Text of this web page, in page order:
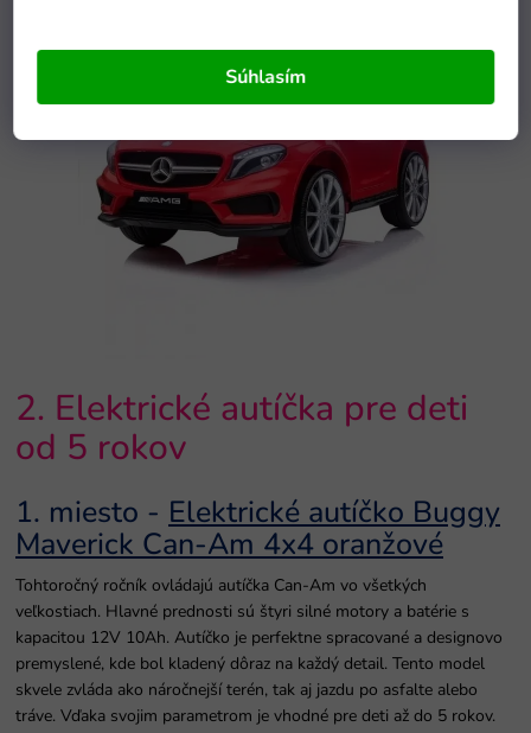
Súhlasím
2. Elektrické autíčka pre deti
od 5 rokov
1. miesto - Elektrické autíčko Buggy
Maverick Can-Am 4x4 oranžové
Tohtoročný ročník ovládajú autíčka Can-Am vo všetkých
veľkostiach. Hlavné prednosti sú štyri silné motory a batérie s
kapacitou 12V 10Ah. Autíčko je perfektne spracované a designovo
premyslené, kde bol kladený dôraz na každý detail. Tento model
skvele zvláda ako náročnejší terén, tak aj jazdu po asfalte alebo
tráve. Vďaka svojim parametrom je vhodné pre deti až do 5 rokov.